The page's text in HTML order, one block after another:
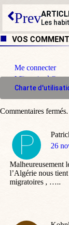
Prev
VOS
Me connecter
M'inscrire à
Charte
dit
26
Malheureusement
l’Algérie nous
migratoires , …..
Commentaires fermés.